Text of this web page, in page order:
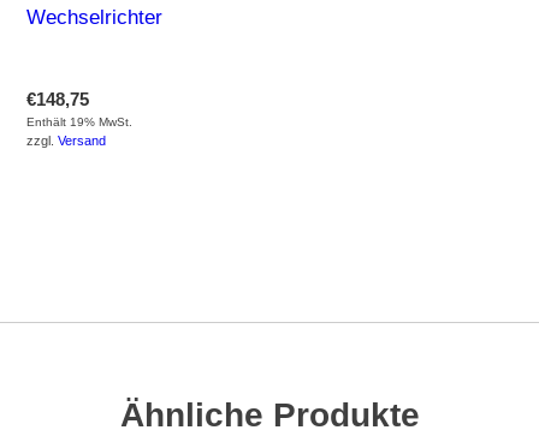
Wechselrichter
€148,75
Enthält 19% MwSt.
zzgl.Versand
Ähnliche Produkte